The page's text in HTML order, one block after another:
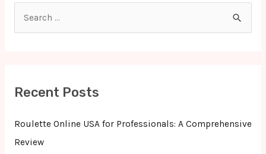
f
o
Recent Posts
Roulette Online USA for Professionals: A Comprehensive
Review